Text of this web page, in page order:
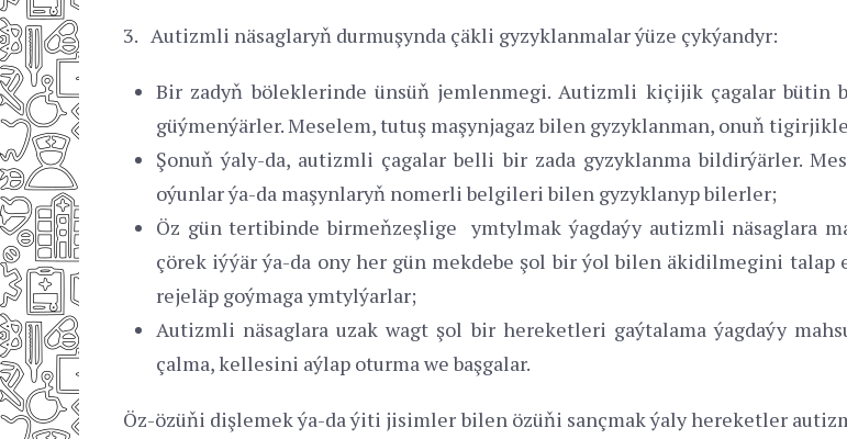
3. Autizmli näsaglaryň durmuşynda çäkli gyzyklanmalar ýüze çykýandyr:
Bir zadyň böleklerinde ünsüň jemlenmegi. Autizmli kiçijik çagalar bütin
güýmenýärler. Meselem, tutuş maşynjagaz bilen gyzyklanman, onuň
Şonuň ýaly-da, autizmli çagalar belli bir zada gyzyklanma bildirýärler.
oýunlar ýa-da maşynlaryň nomerli belgileri bilen gyzyklanyp bilerler;
Öz gün tertibinde birmeňzeşlige ymtylmak ýagdaýy autizmli näsaglara
çörek iýýär ýa-da ony her gün mekdebe şol bir ýol bilen äkidilmegini talap
rejeläp goýmaga ymtylýarlar;
Autizmli näsaglara uzak wagt şol bir hereketleri gaýtalama ýagdaýy
çalma, kellesini aýlap oturma we başgalar.
Öz-özüňi dişlemek ýa-da ýiti jisimler bilen özüňi sançmak ýaly hereketler